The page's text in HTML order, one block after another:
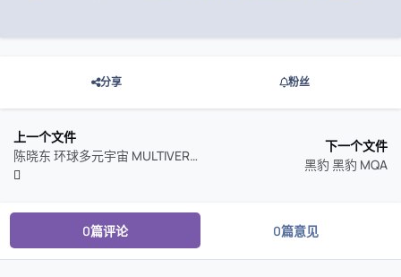
分享 粉丝
上一个文件
陈晓东 环球多元宇宙 MULTIVERSE OF POLYGRAM 55TH ANNIVERSARY - 陳曉東 (2026) 24Bit 96kHz qobuz
下一个文件
黑豹 黑豹 MQA
0篇评论 0篇意见